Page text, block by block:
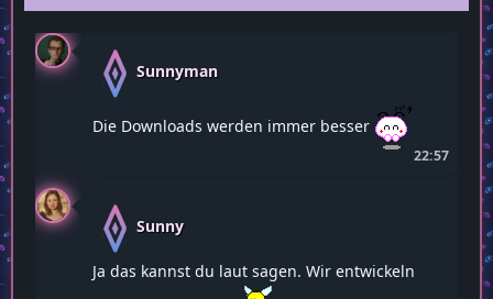
Sunnyman
Die Downloads werden immer besser
22:57
Sunny
Ja das kannst du laut sagen. Wir entwickeln